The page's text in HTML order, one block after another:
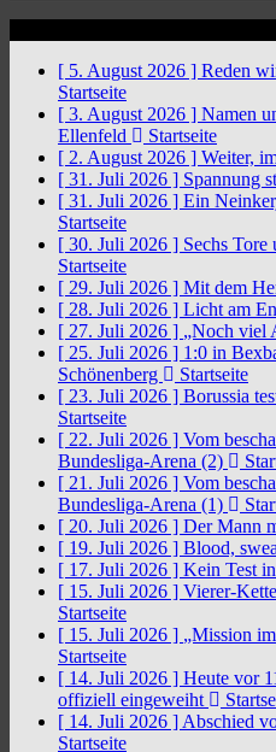
[ 5. August 2026 ] Reden
Startseite
[ 3. August 2026 ] Namen
Ellenfeld
Startseite
[ 2. August 2026 ] Weiter,
[ 31. Juli 2026 ] Spannung
[ 31. Juli 2026 ] Ein
Startseite
[ 30. Juli 2026 ] Sechs
Startseite
[ 29. Juli 2026 ] Mit dem
[ 28. Juli 2026 ] Licht am
[ 27. Juli 2026 ] „Noch viel
[ 25. Juli 2026 ] 1:0 in
Schönenberg
Startseite
[ 23. Juli 2026 ] Borussia
Startseite
[ 22. Juli 2026 ] Vom
Bundesliga-Arena (2)
[ 21. Juli 2026 ] Vom
Bundesliga-Arena (1)
[ 20. Juli 2026 ] Der Mann
[ 19. Juli 2026 ] Blood,
[ 17. Juli 2026 ] Kein Test
[ 15. Juli 2026 ] Vierer-
Startseite
[ 15. Juli 2026 ] „Mission
Startseite
[ 14. Juli 2026 ] Heute vor
offiziell eingeweiht
[ 14. Juli 2026 ] Abschied
Startseite